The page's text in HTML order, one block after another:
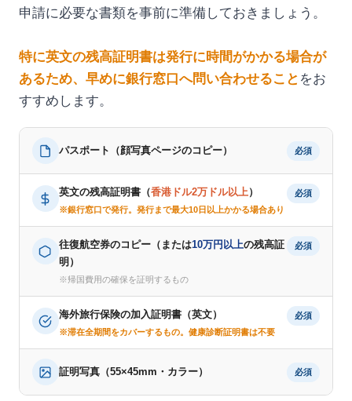
申請に必要な書類を事前に準備しておきましょう。
特に英文の残高証明書は発行に時間がかかる場合が
あるため、早めに銀行窓口へ問い合わせること をお
すすめします。
パスポート（顔写真ページのコピー） 必須
英文の残高証明書（香港ドル2万ドル以上）
※銀行窓口で発行。発行まで最大10日以上かかる場合あり
必須
往復航空券のコピー（または10万円以上の残高証
明）
※帰国費用の確保を証明するもの
必須
海外旅行保険の加入証明書（英文）
※滞在全期間をカバーするもの。健康診断証明書は不要
必須
証明写真（55×45mm・カラー） 必須